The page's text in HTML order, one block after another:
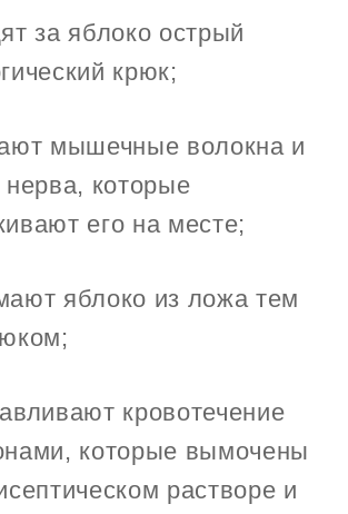
за яблоко острый
крюк;
мышечные волокна и
нерва, которые
его на месте;
яблоко из ложа тем
кровотечение
которые вымочены
растворе и